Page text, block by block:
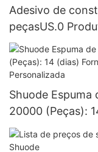
Adesivo de
peçasUS.0
Shuode Espuma
20000 (Peças):
Espuma de